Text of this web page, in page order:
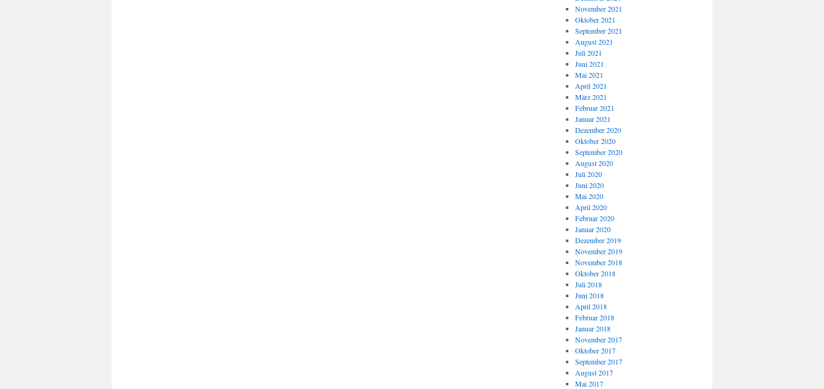
November 2021
Oktober 2021
September 2021
August 2021
Juli 2021
Juni 2021
Mai 2021
April 2021
März 2021
Februar 2021
Januar 2021
Dezember 2020
Oktober 2020
September 2020
August 2020
Juli 2020
Juni 2020
Mai 2020
April 2020
Februar 2020
Januar 2020
Dezember 2019
November 2019
November 2018
Oktober 2018
Juli 2018
Juni 2018
April 2018
Februar 2018
Januar 2018
November 2017
Oktober 2017
September 2017
August 2017
Mai 2017